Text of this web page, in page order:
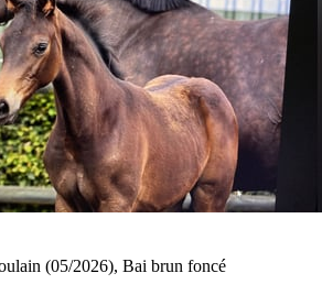
(05/2026), Bai brun foncé